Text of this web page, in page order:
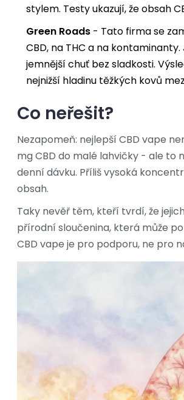
stylem. Testy ukazují, že obsah
Green Roads - Tato firma se
CBD, na THC a na
jemnější chuť bez sladkosti.
nejnižší hladinu těžkých kovů
Co neřešit?
Nezapomeň: nejlepší CBD vape
mg CBD do malé lahvičky - ale to
denní dávku. Příliš vysoká
obsah.
Taky nevěř těm, kteří tvrdí, že
přírodní sloučenina, která může
CBD vape je pro podporu, ne pro